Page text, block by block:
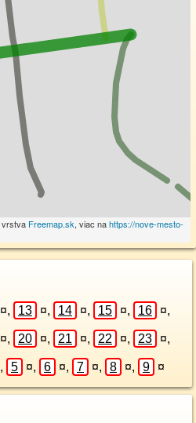
vrstva Freemap.sk, viac nahttps://nove-mesto-
¤, 13 ¤, 14 ¤, 15 ¤, 16 ¤,
¤, 20 ¤, 21 ¤, 22 ¤, 23 ¤,
, 5 ¤, 6 ¤, 7 ¤, 8 ¤, 9 ¤